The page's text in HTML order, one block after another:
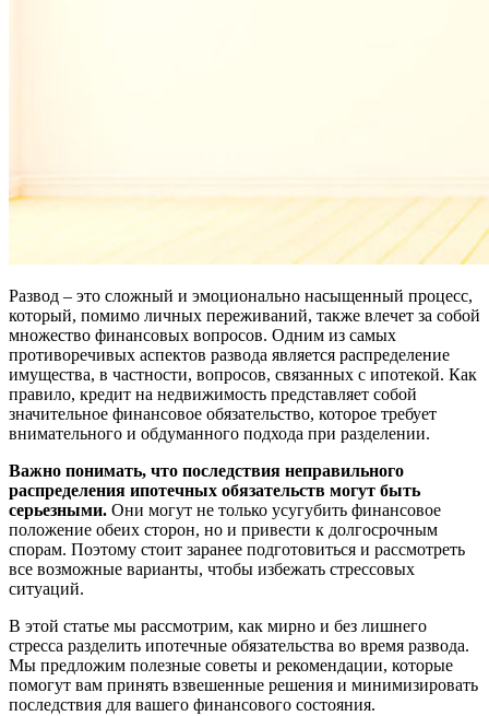
Развод – это сложный и эмоционально насыщенный процесс,
который, помимо личных переживаний, также влечет за собой
множество финансовых вопросов. Одним из самых
противоречивых аспектов развода является распределение
имущества, в частности, вопросов, связанных с ипотекой. Как
правило, кредит на недвижимость представляет собой
значительное финансовое обязательство, которое требует
внимательного и обдуманного подхода при разделении.
Важно понимать, что последствия неправильного
распределения ипотечных обязательств могут быть
серьезными. Они могут не только усугубить финансовое
положение обеих сторон, но и привести к долгосрочным
спорам. Поэтому стоит заранее подготовиться и рассмотреть
все возможные варианты, чтобы избежать стрессовых
ситуаций.
В этой статье мы рассмотрим, как мирно и без лишнего
стресса разделить ипотечные обязательства во время развода.
Мы предложим полезные советы и рекомендации, которые
помогут вам принять взвешенные решения и минимизировать
последствия для вашего финансового состояния.